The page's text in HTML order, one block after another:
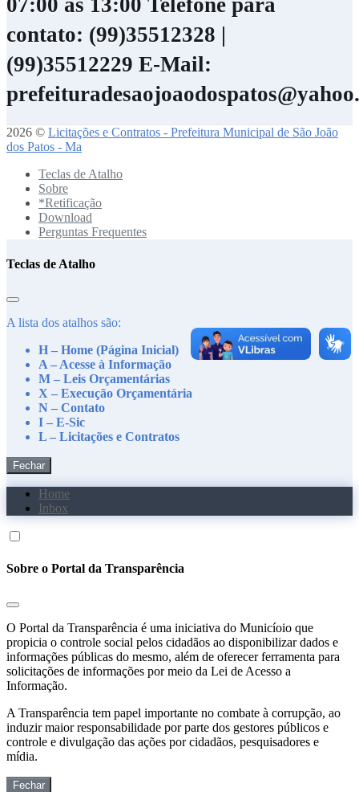
07:00 às 13:00 Telefone para
contato: (99)35512328 |
(99)35512229 E-Mail:
2026 © Licitações e Contratos - Prefeitura Municipal de São João
dos Patos - Ma
Teclas de Atalho
Sobre
*Retificação
Download
Perguntas Frequentes
Teclas de Atalho
A lista dos atalhos são:
H – Home (Página Inicial)
A – Acesse à Informação
M – Leis Orçamentárias
X – Execução Orçamentária
N – Contato
I – E-Sic
L – Licitações e Contratos
Fechar
Home
Inbox
Sobre o Portal da Transparência
O Portal da Transparência é uma iniciativa do Municíoio que
propicia o controle social pelos cidadãos ao disponibilizar dados e
informações públicas do mesmo, além de oferecer ferramenta para
solicitações de informações por meio da Lei de Acesso a
Informação.
A Transparência tem papel importante no combate à corrupção, ao
induzir maior responsabilidade por parte dos gestores públicos e
controle e divulgação das ações por cidadãos, pesquisadores e
mídia.
Fechar